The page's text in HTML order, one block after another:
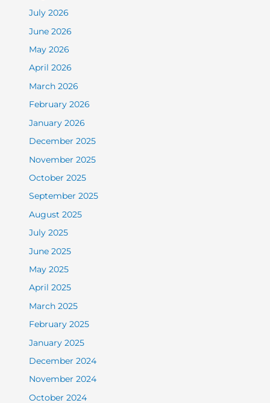
July 2026
June 2026
May 2026
April 2026
March 2026
February 2026
January 2026
December 2025
November 2025
October 2025
September 2025
August 2025
July 2025
June 2025
May 2025
April 2025
March 2025
February 2025
January 2025
December 2024
November 2024
October 2024